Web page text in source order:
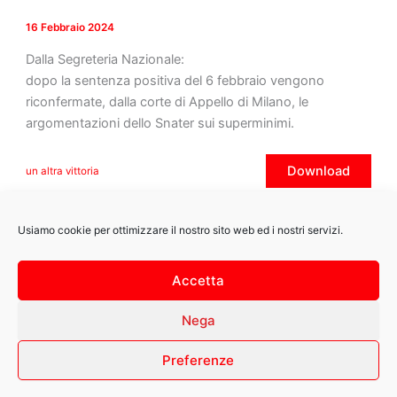
Usiamo cookie per ottimizzare il nostro sito web ed i nostri servizi.
Accetta
Nega
Preferenze
16 Febbraio 2024
Dalla Segreteria Nazionale:
dopo la sentenza positiva del 6 febbraio vengono
riconfermate, dalla corte di Appello di Milano, le
argomentazioni dello Snater sui superminimi.
un altra vittoria Download
Flyout
Menu
snaternews@gmail.com| Copyright © 2026 by snaterfvg – All Right
Reserved. |Privacy Policy